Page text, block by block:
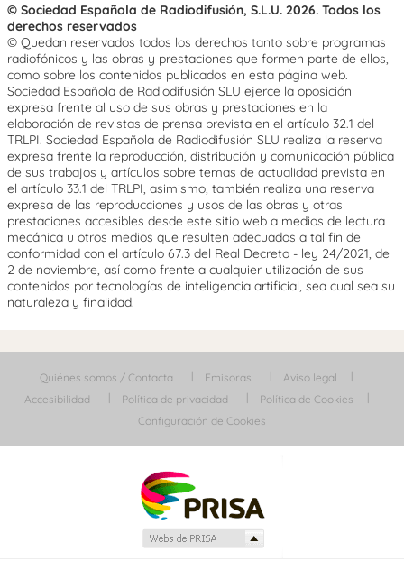
© Sociedad Española de Radiodifusión, S.L.U. 2026. Todos los
derechos reservados
© Quedan reservados todos los derechos tanto sobre programas
radiofónicos y las obras y prestaciones que formen parte de ellos,
como sobre los contenidos publicados en esta página web.
Sociedad Española de Radiodifusión SLU ejerce la oposición
expresa frente al uso de sus obras y prestaciones en la
elaboración de revistas de prensa prevista en el artículo 32.1 del
TRLPI. Sociedad Española de Radiodifusión SLU realiza la reserva
expresa frente la reproducción, distribución y comunicación pública
de sus trabajos y artículos sobre temas de actualidad prevista en
el artículo 33.1 del TRLPI, asimismo, también realiza una reserva
expresa de las reproducciones y usos de las obras y otras
prestaciones accesibles desde este sitio web a medios de lectura
mecánica u otros medios que resulten adecuados a tal fin de
conformidad con el artículo 67.3 del Real Decreto - ley 24/2021, de
2 de noviembre, así como frente a cualquier utilización de sus
contenidos por tecnologías de inteligencia artificial, sea cual sea su
naturaleza y finalidad.
Quiénes somos / Contacta Emisoras
Aviso legal
Accesibilidad
Política de privacidad
Política de Cookies
Configuración de Cookies